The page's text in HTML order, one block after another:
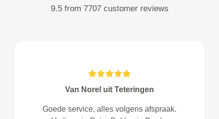
9.5 from 7707 customer reviews
Van Norel uit Teteringen
Goede service, alles volgens afspraak.